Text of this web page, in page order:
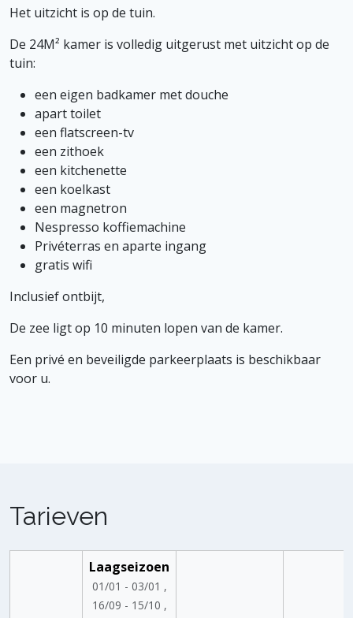
Het uitzicht is op de tuin.
De 24M² kamer is volledig uitgerust met uitzicht op de
tuin:
een eigen badkamer met douche
apart toilet
een flatscreen-tv
een zithoek
een kitchenette
een koelkast
een magnetron
Nespresso koffiemachine
Privéterras en aparte ingang
gratis wifi
Inclusief ontbijt,
De zee ligt op 10 minuten lopen van de kamer.
Een privé en beveiligde parkeerplaats is beschikbaar
voor u.
Tarieven
Laagseizoen
01/01 - 03/01 ,
16/09 - 15/10 ,